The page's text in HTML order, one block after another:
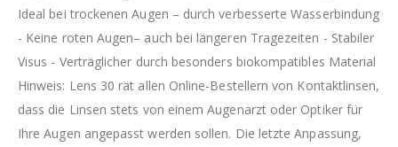
Ideal bei trockenen Augen – durch verbesserte Wasserbindung
- Keine roten Augen– auch bei längeren Tragezeiten - Stabiler
Visus - Verträglicher durch besonders biokompatibles Material
Hinweis: Lens 30 rät allen Online-Bestellern von Kontaktlinsen,
dass die Linsen stets von einem Augenarzt oder Optiker für
Ihre Augen angepasst werden sollen. Die letzte Anpassung,